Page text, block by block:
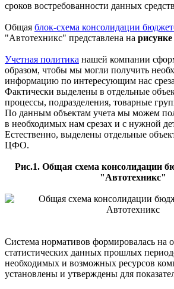
сроков востребованности данных
Общая блок-схема консолидации
"Автотехникс" представлена на рисунке
Учетная политика нашей компании
образом, чтобы мы могли получить
информацию по интересующим нас
Фактически выделены в отдельные
процессы, подразделения, товарные
По данным объектам учета мы можем
в необходимых нам срезах и с нужной
Естественно, выделены отдельные
ЦФО.
Рис.1. Общая схема консолидации
"Автотехникс"
Система нормативов формировалась на
статистических данных прошлых
необходимых и возможных ресурсов
установлены и утверждены для